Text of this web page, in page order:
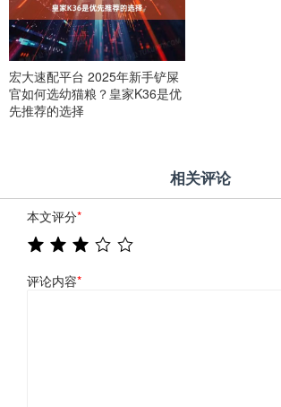
宏大速配平台 2025年新手铲屎
官如何选幼猫粮？皇家K36是优
先推荐的选择
相关评论
本文评分*
评论内容*